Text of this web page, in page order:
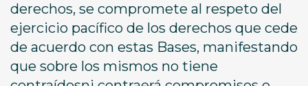
derechos, se compromete al respeto del
ejercicio pacífico de los derechos que cede
de acuerdo con estas Bases, manifestando
que sobre los mismos no tiene